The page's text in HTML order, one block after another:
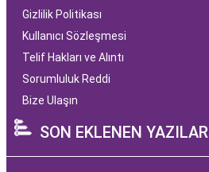
Gizlilik Politikası
Kullanıcı Sözleşmesi
Telif Hakları ve Alıntı
Sorumluluk Reddi
Bize Ulaşın
SON EKLENEN YAZILAR